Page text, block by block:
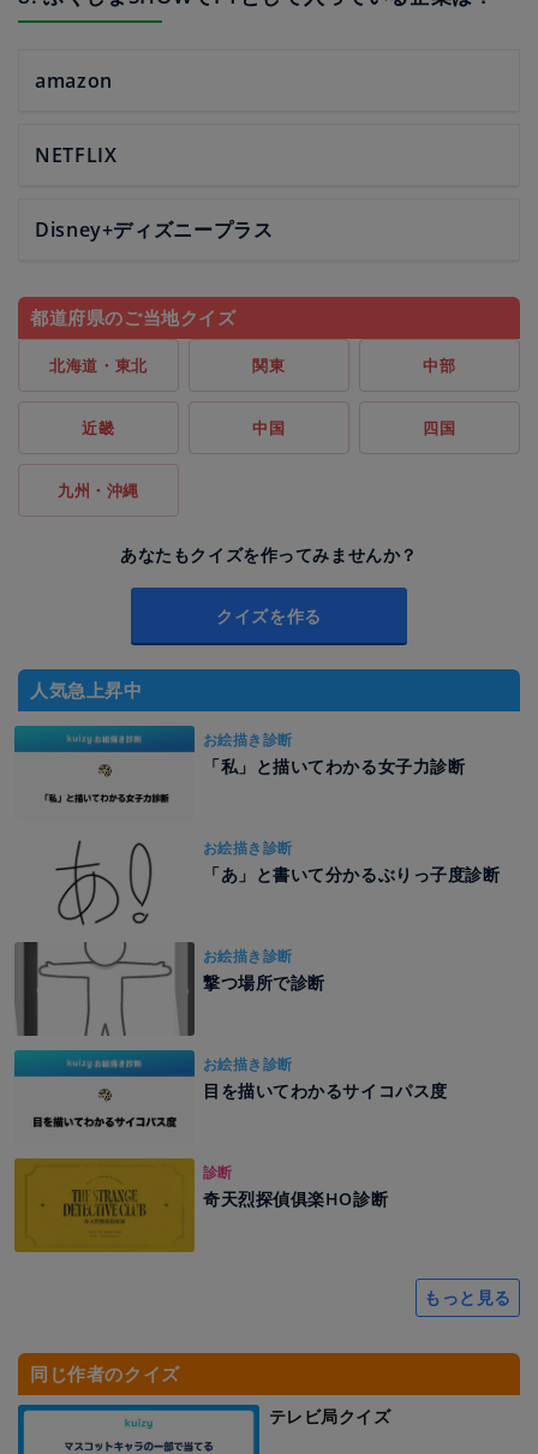
amazon
NETFLIX
Disney+ディズニープラス
都道府県のご当地クイズ
北海道・東北 関東 中部
近畿 中国 四国
九州・沖縄
あなたもクイズを作ってみませんか？
クイズを作る
人気急上昇中
お絵描き診断
「私」と描いてわかる女子力診断
お絵描き診断
「あ」と書いて分かるぶりっ子度診断
お絵描き診断
撃つ場所で診断
お絵描き診断
目を描いてわかるサイコパス度
診断
奇天烈探偵俱楽HO診断
もっと見る
同じ作者のクイズ
テレビ局クイズ